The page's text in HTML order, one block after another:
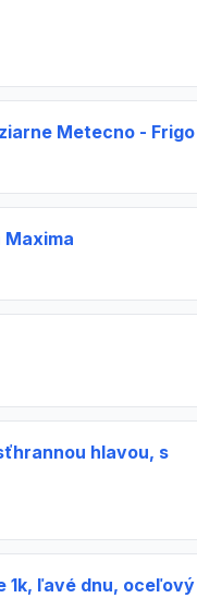
Metecno - Frigo
hlavou, s
1k, ľavé dnu, oceľový